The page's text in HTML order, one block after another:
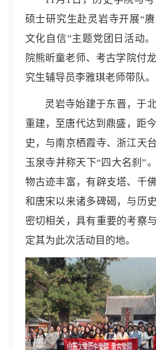
硕士研究生赴灵岩寺开展“
文化自信”主题党团日活动
院熊昕童老师、考古学院付
究生辅导员李雅琪老师带队。
灵岩寺始建于东晋，于
重建，至唐代达到鼎盛，距
史，与南京栖霞寺、浙江天
玉泉寺并称天下“四大名刹”
物古迹丰富，有辟支塔、千
和唐宋以来诸多碑碣，与历
密切相关，具有重要的考察
定其为此次活动目的地。